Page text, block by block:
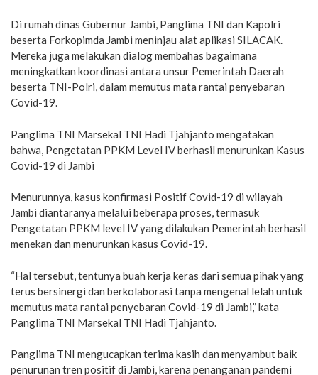
Di rumah dinas Gubernur Jambi, Panglima TNI dan Kapolri
beserta Forkopimda Jambi meninjau alat aplikasi SILACAK.
Mereka juga melakukan dialog membahas bagaimana
meningkatkan koordinasi antara unsur Pemerintah Daerah
beserta TNI-Polri, dalam memutus mata rantai penyebaran
Covid-19.
Panglima TNI Marsekal TNI Hadi Tjahjanto mengatakan
bahwa, Pengetatan PPKM Level IV berhasil menurunkan Kasus
Covid-19 di Jambi
Menurunnya, kasus konfirmasi Positif Covid-19 di wilayah
Jambi diantaranya melalui beberapa proses, termasuk
Pengetatan PPKM level IV yang dilakukan Pemerintah berhasil
menekan dan menurunkan kasus Covid-19.
“Hal tersebut, tentunya buah kerja keras dari semua pihak yang
terus bersinergi dan berkolaborasi tanpa mengenal lelah untuk
memutus mata rantai penyebaran Covid-19 di Jambi,” kata
Panglima TNI Marsekal TNI Hadi Tjahjanto.
Panglima TNI mengucapkan terima kasih dan menyambut baik
penurunan tren positif di Jambi, karena penanganan pandemi